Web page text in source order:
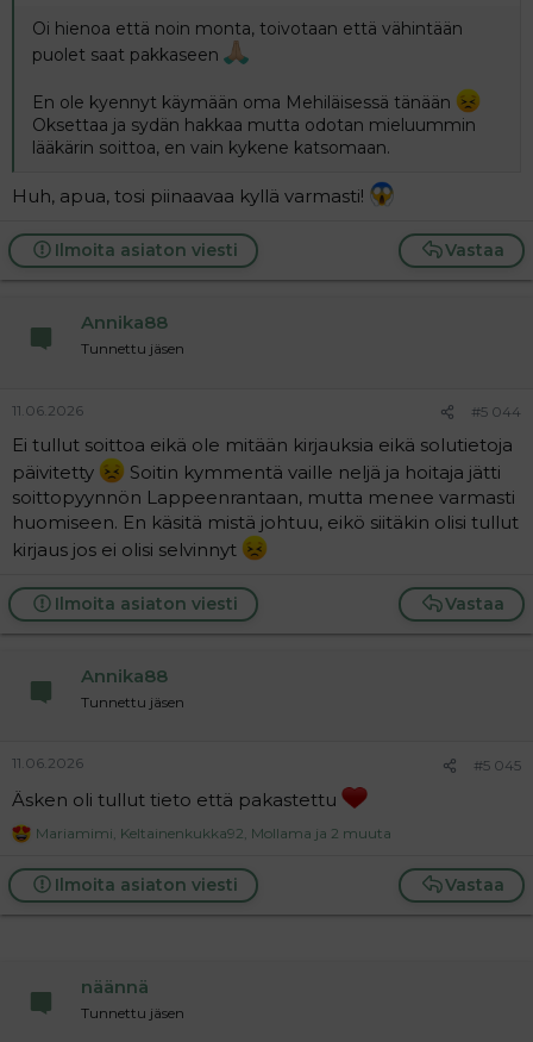
Oi hienoa että noin monta, toivotaan että vähintään
puolet saat pakkaseen
En ole kyennyt käymään oma Mehiläisessä tänään
Oksettaa ja sydän hakkaa mutta odotan mieluummin
lääkärin soittoa, en vain kykene katsomaan.
Huh, apua, tosi piinaavaa kyllä varmasti!
Vastaa
Ilmoita asiaton viesti
Annika88
Tunnettu jäsen
11.06.2026 #5 044
Ei tullut soittoa eikä ole mitään kirjauksia eikä solutietoja
päivitetty
Soitin kymmentä vaille neljä ja hoitaja jätti
soittopyynnön Lappeenrantaan, mutta menee varmasti
huomiseen. En käsitä mistä johtuu, eikö siitäkin olisi tullut
kirjaus jos ei olisi selvinnyt
Vastaa
Ilmoita asiaton viesti
Annika88
Tunnettu jäsen
11.06.2026 #5 045
Äsken oli tullut tieto että pakastettu
R
a
c
t
Mariamimi, Keltainenkukka92, Mollama ja 2 muuta
Vastaa
Ilmoita asiaton viesti
näännä
Tunnettu jäsen